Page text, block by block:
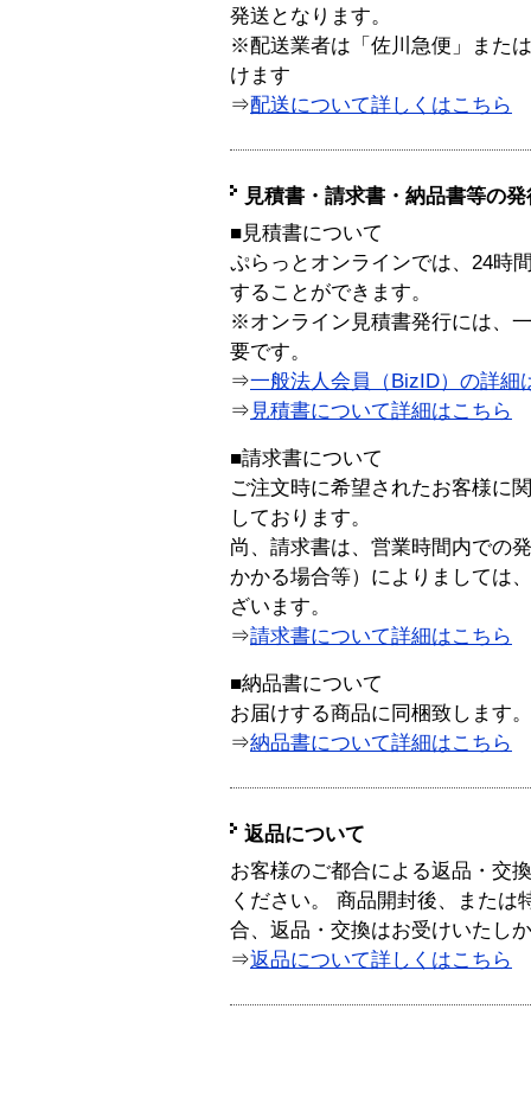
発送となります。
※配送業者は「佐川急便」また
けます
⇒配送について詳しくはこちら
見積書・請求書・納品書等の
■見積書について
ぷらっとオンラインでは、24時
することができます。
※オンライン見積書発行には、
要です。
⇒一般法人会員（BizID）の詳細
⇒ 見積書について詳細はこちら
■請求書について
ご注文時に希望されたお客様に
しております。
尚、請求書は、営業時間内での
かかる場合等）によりましては
ざいます。
⇒請求書について詳細はこちら
■納品書について
お届けする商品に同梱致します。
⇒納品書について詳細はこちら
返品について
お客様のご都合による返品・交
ください。 商品開封後、または
合、返品・交換はお受けいたし
⇒返品について詳しくはこちら